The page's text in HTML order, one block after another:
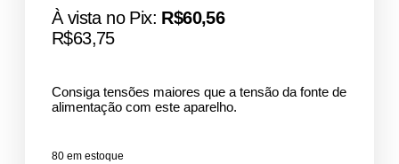
À vista no Pix: R$60,56
R$63,75
Consiga tensões maiores que a tensão da fonte de
alimentação com este aparelho.
80 em estoque